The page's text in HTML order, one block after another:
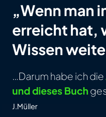
„Wenn man
erreicht hat,
Wissen
…Darum habe ich die
und dieses Buch
J.Müller